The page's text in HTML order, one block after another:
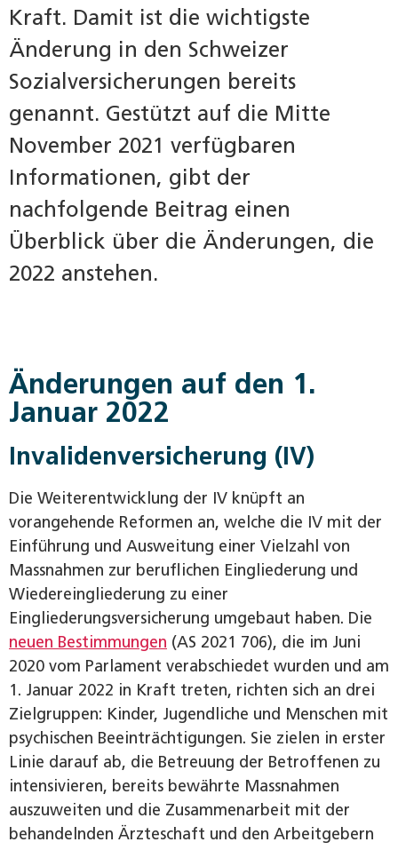
Kraft. Damit ist die wichtigste
Änderung in den Schweizer
Sozialversicherungen bereits
genannt. Gestützt auf die Mitte
November 2021 verfügbaren
Informationen, gibt der
nachfolgende Beitrag einen
Überblick über die Änderungen, die
2022 anstehen.
Änderungen auf den 1.
Januar 2022
Invalidenversicherung (IV)
Die Weiterentwicklung der IV knüpft an
vorangehende Reformen an, welche die IV mit der
Einführung und Ausweitung einer Vielzahl von
Massnahmen zur beruflichen Eingliederung und
Wiedereingliederung zu einer
Eingliederungsversicherung umgebaut haben. Die
neuen Bestimmungen (AS 2021 706), die im Juni
2020 vom Parlament verabschiedet wurden und am
1. Januar 2022 in Kraft treten, richten sich an drei
Zielgruppen: Kinder, Jugendliche und Menschen mit
psychischen Beeinträchtigungen. Sie zielen in erster
Linie darauf ab, die Betreuung der Betroffenen zu
intensivieren, bereits bewährte Massnahmen
auszuweiten und die Zusammenarbeit mit der
behandelnden Ärzteschaft und den Arbeitgebern